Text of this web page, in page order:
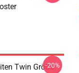
Twin Größe
-20%